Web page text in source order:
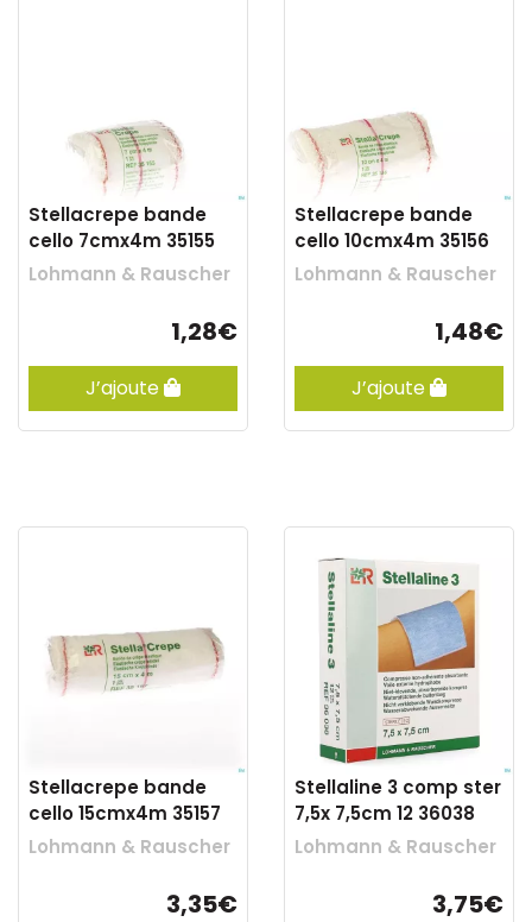
Stellacrepe bande
cello 7cmx4m 35155
Lohmann & Rauscher
1,28€
J’ajoute
Stellacrepe bande
cello 10cmx4m 35156
Lohmann & Rauscher
1,48€
J’ajoute
Stellacrepe bande
cello 15cmx4m 35157
Lohmann & Rauscher
3,35€
Stellaline 3 comp ster
7,5x 7,5cm 12 36038
Lohmann & Rauscher
3,75€